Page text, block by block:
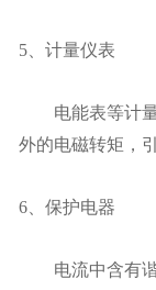
5、计量仪表
电能表等计量
外的电磁转矩，
6、保护电器
电流中含有谐